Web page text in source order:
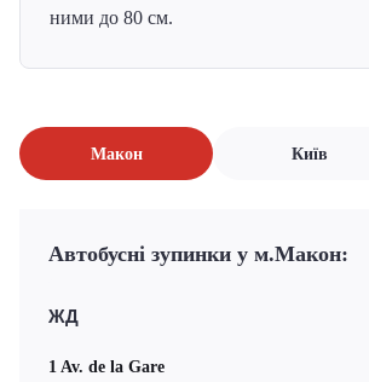
ними до 80 см.
Макон Київ
Автобусні зупинки у м.Макон:
ЖД
1 Av. de la Gare